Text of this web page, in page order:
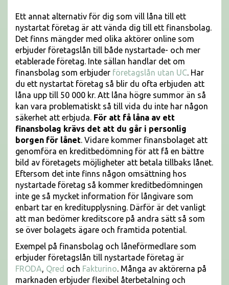
Ett annat alternativ för dig som vill låna till ett
nystartat företag är att vända dig till ett finansbolag.
Det finns mängder med olika aktörer online som
erbjuder företagslån till både nystartade- och mer
etablerade företag. Inte sällan handlar det om
finansbolag som erbjuder företagslån utan UC. Har
du ett nystartat företag så blir du ofta erbjuden att
låna upp till 50 000 kr. Att låna högre summor än så
kan vara problematiskt så till vida du inte har någon
säkerhet att erbjuda. För att få låna av ett
finansbolag krävs det att du går i personlig
borgen för lånet. Vidare kommer finansbolaget att
genomföra en kreditbedömning för att få en bättre
bild av företagets möjligheter att betala tillbaks lånet.
Eftersom det inte finns någon omsättning hos
nystartade företag så kommer kreditbedömningen
inte ge så mycket information för långivare som
enbart tar en kreditupplysning. Därför är det vanligt
att man bedömer kreditscore på andra sätt så som
se över bolagets ägare och framtida potential.
Exempel på finansbolag och låneförmedlare som
erbjuder företagslån till nystartade företag är
FRODA, Qred och Fakturino. Många av aktörerna på
marknaden erbjuder flexibel återbetalning och